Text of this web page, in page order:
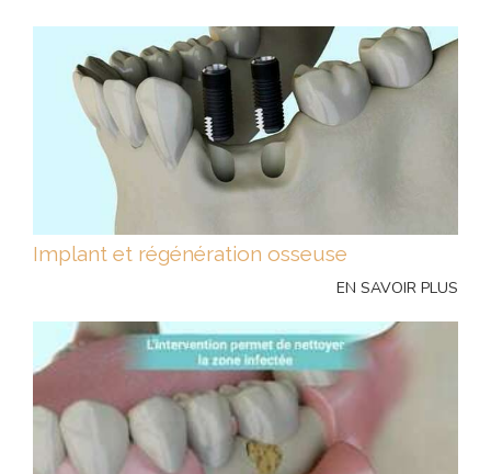
Implant et régénération osseuse
EN SAVOIR PLUS